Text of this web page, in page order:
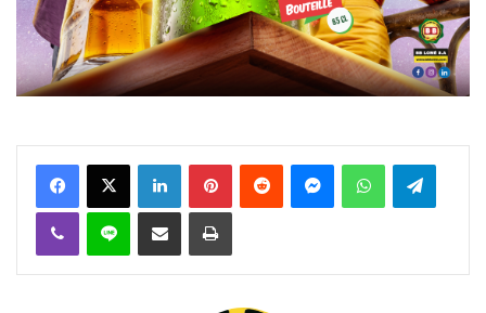
FacebookX Linkedin PinterestReddit MessengerWhatsAppTelegram
Viber Ligne Partager par email Imprimer